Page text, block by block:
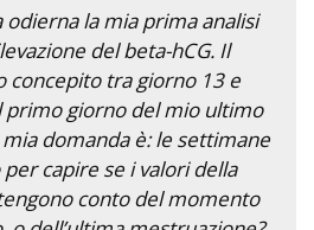
la mia prima analisi
del beta-hCG. Il
concepito tra giorno 13 e
primo giorno del mio ultimo
mia domanda è: le settimane
capire se i valori della
conto del momento